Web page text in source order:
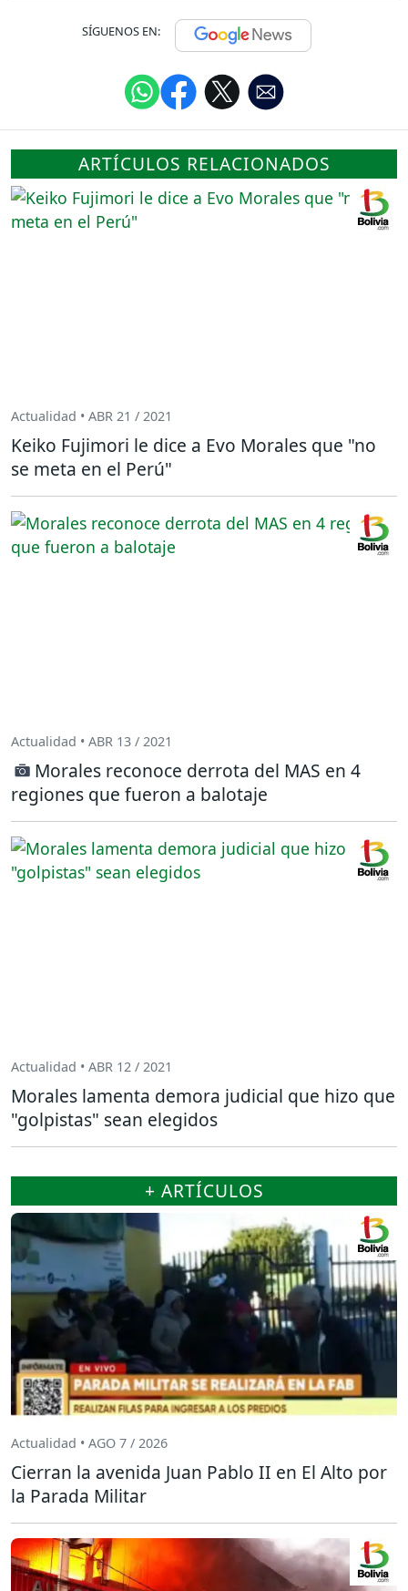
SÍGUENOS EN:
ARTÍCULOS RELACIONADOS
Actualidad • ABR 21 / 2021
Keiko Fujimori le dice a Evo Morales que "no
se meta en el Perú"
Actualidad • ABR 13 / 2021
Morales reconoce derrota del MAS en 4
regiones que fueron a balotaje
Actualidad • ABR 12 / 2021
Morales lamenta demora judicial que hizo que
"golpistas" sean elegidos
+ ARTÍCULOS
Actualidad • AGO 7 / 2026
Cierran la avenida Juan Pablo II en El Alto por
la Parada Militar